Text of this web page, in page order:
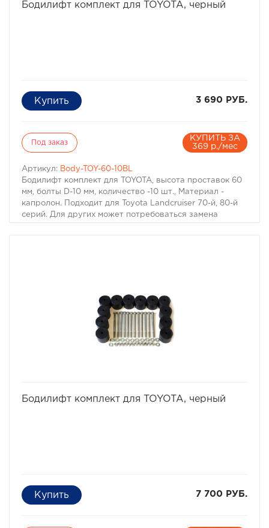
Бодилифт комплект для TOYOTA, черный
3 690 РУБ.
Под заказ
КУПИТЬ ЗА
369 р./мес
Артикул: Body-TOY-60-10BL
Бодилифт комплект для TOYOTA, высота проставок 60
мм, болты D-10 мм, количество -10 шт., Материал -
капролон. Подходит для Toyota Landcruiser 70-й, 80-й
серий. Для других может потребоваться замена
Бодилифт комплект для TOYOTA, черный
7 700 РУБ.